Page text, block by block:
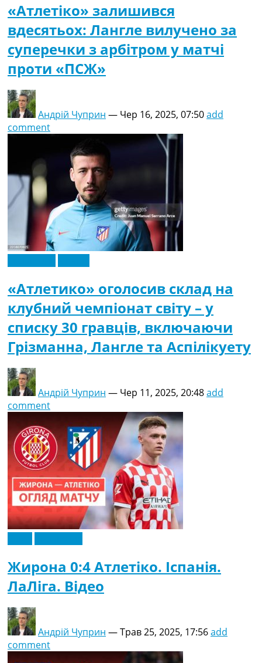
«Атлетіко» залишився
вдесятьох: Лангле вилучено за
суперечки з арбітром у матчі
проти «ПСЖ»
Андрій Чуприн — Чер 16, 2025, 07:50add
comment
«Атлетико» оголосив склад на
клубний чемпіонат світу – у
списку 30 гравців, включаючи
Грізманна, Лангле та Аспілікуету
Андрій Чуприн — Чер 11, 2025, 20:48add
comment
Жирона 0:4 Атлетіко. Іспанія.
ЛаЛіга. Відео
Андрій Чуприн —Трав 25, 2025, 17:56add
comment